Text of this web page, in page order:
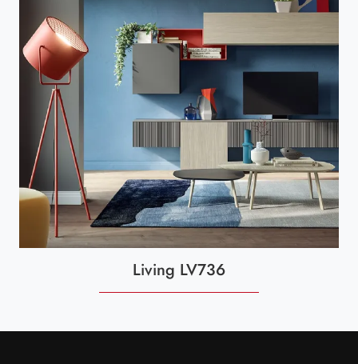
Living LV736